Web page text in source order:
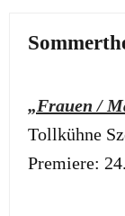
„Frauen /
Tollkühne
Premiere: